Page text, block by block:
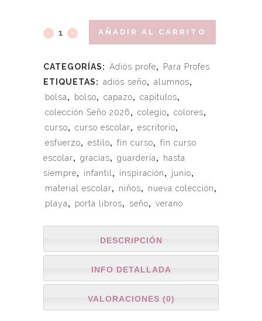
AÑADIR AL CARRITO
CATEGORÍAS: Adiós profe,
Para Profes
ETIQUETAS: adiós seño, alumnos,
bolsa, bolso, capazo, capitulos,
colección Seño 2026, colegio, colores,
curso, curso escolar, escritorio,
esfuerzo, estilo, fin curso, fin curso
escolar, gracias, guardería,
hasta
siempre, infantil , inspiración, junio,
material escolar, niños, nueva colección,
playa, porta libros, seño, verano
DESCRIPCIÓN
INFO DETALLADA
VALORACIONES (0)